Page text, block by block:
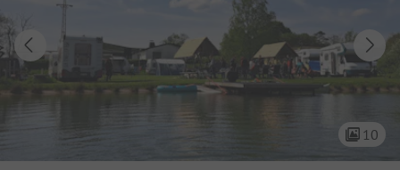
10